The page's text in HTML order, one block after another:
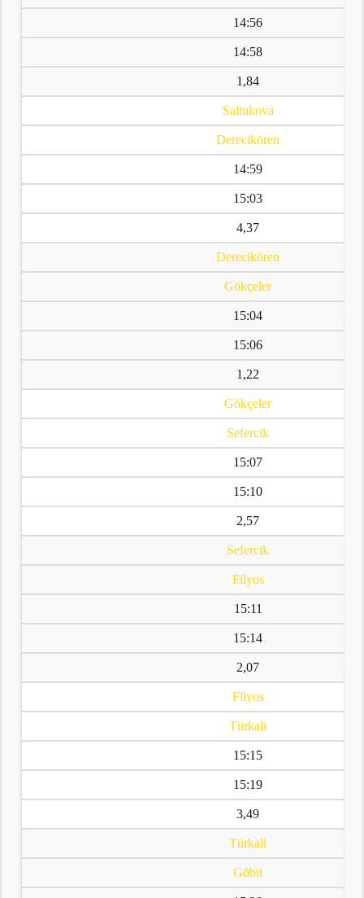
14:56
14:58
1,84
Saltukova
Derecikören
14:59
15:03
4,37
Derecikören
Gökçeler
15:04
15:06
1,22
Gökçeler
Sefercik
15:07
15:10
2,57
Sefercik
Filyos
15:11
15:14
2,07
Filyos
Türkali
15:15
15:19
3,49
Türkali
Göbü